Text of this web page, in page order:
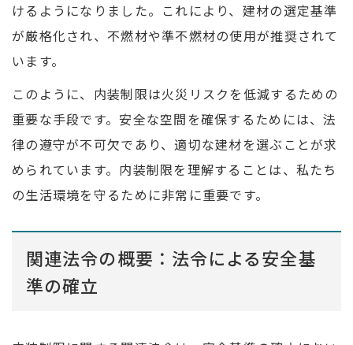
けるようになりました。これにより、建材の選定基準
が厳格化され、不燃材や準不燃材の使用が推奨されて
います。
このように、内装制限は火災リスクを低減するための
重要な手段です。安全な空間を確保するためには、法
律の遵守が不可欠であり、適切な建材を選ぶことが求
められています。内装制限を理解することは、私たち
の生活環境を守るために非常に重要です。
関連法令の概要：法令による安全基
準の確立